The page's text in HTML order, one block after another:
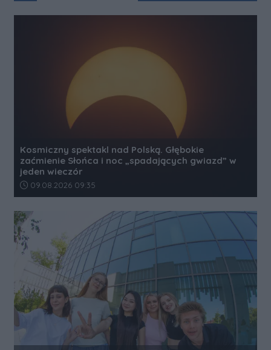
Kosmiczny spektakl nad Polską. Głębokie
zaćmienie Słońca i noc „spadających gwiazd” w
jeden wieczór
Data dodania artykułu:
09.08.2026 09:35